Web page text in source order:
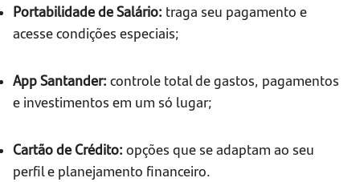
Portabilidade de Salário: traga seu pagamento e
acesse condições especiais;
App Santander: controle total de gastos, pagamentos
e investimentos em um só lugar;
Cartão de Crédito: opções que se adaptam ao seu
perfil e planejamento financeiro.